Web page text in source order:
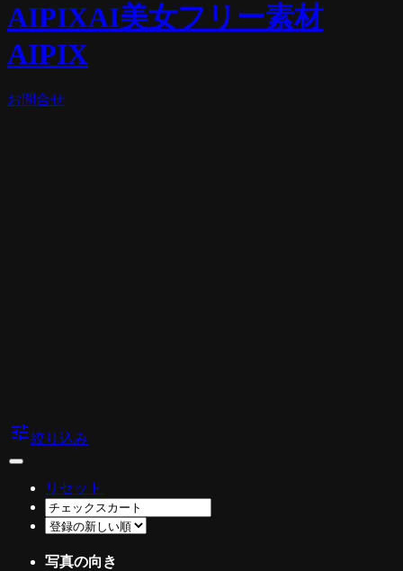
AIPIXAI美女フリー素材
AIPIX
お問合せ
tune絞り込み
リセット
写真の向き